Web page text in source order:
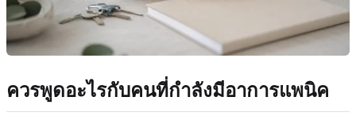
ควรพูดอะไรกับคนที่กำลังมีอาการแพนิค